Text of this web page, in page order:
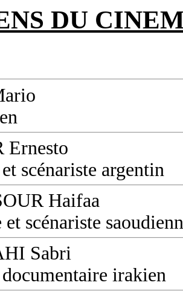
DU
scénariste argentin
Haifaa
scénariste
Sabri
irakien